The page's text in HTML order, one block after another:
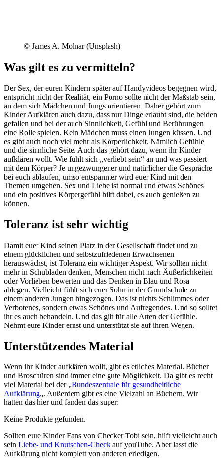
© James A. Molnar (Unsplash)
Was gilt es zu vermitteln?
Der Sex, der euren Kindern später auf Handyvideos begegnen wird,
entspricht nicht der Realität, ein Porno sollte nicht der Maßstab sein,
an dem sich Mädchen und Jungs orientieren. Daher gehört zum
Kinder Aufklären auch dazu, dass nur Dinge erlaubt sind, die beiden
gefallen und bei der auch Sinnlichkeit, Gefühl und Berührungen
eine Rolle spielen. Kein Mädchen muss einen Jungen küssen. Und
es gibt auch noch viel mehr als Körperlichkeit. Nämlich Gefühle
und die sinnliche Seite. Auch das gehört dazu, wenn ihr Kinder
aufklären wollt. Wie fühlt sich „verliebt sein“ an und was passiert
mit dem Körper? Je ungezwungener und natürlicher die Gespräche
bei euch ablaufen, umso entspannter wird euer Kind mit den
Themen umgehen. Sex und Liebe ist normal und etwas Schönes
und ein positives Körpergefühl hilft dabei, es auch genießen zu
können.
Toleranz ist sehr wichtig
Damit euer Kind seinen Platz in der Gesellschaft findet und zu
einem glücklichen und selbstzufriedenen Erwachsenen
herauswächst, ist Toleranz ein wichtiger Aspekt. Wir sollten nicht
mehr in Schubladen denken, Menschen nicht nach Äußerlichkeiten
oder Vorlieben bewerten und das Denken in Blau und Rosa
ablegen. Vielleicht fühlt sich euer Sohn in der Grundschule zu
einem anderen Jungen hingezogen. Das ist nichts Schlimmes oder
Verbotenes, sondern etwas Schönes und Aufregendes. Und so solltet
ihr es auch behandeln. Und das gilt für alle Arten der Gefühle.
Nehmt eure Kinder ernst und unterstützt sie auf ihren Wegen.
Unterstützendes Material
Wenn ihr Kinder aufklären wollt, gibt es etliches Material. Bücher
und Broschüren sind immer eine gute Möglichkeit. Da gibt es recht
viel Material bei der „Bundeszentrale für gesundheitliche
Aufklärung„. Außerdem gibt es eine Vielzahl an Büchern. Wir
hatten das hier und fanden das super:
Keine Produkte gefunden.
Sollten eure Kinder Fans von Checker Tobi sein, hilft vielleicht auch
sein Liebe- und Knutschen-Check auf youTube. Aber lasst die
Aufklärung nicht komplett von anderen erledigen.